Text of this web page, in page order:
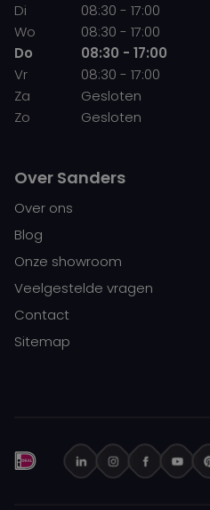
Di
08:30 - 17:00
Wo
08:30 - 17:00
Do
08:30 - 17:00
Vr
08:30 - 17:00
Za
Gesloten
Zo
Gesloten
Over Sanders
Over ons
Blog
Onze showroom
Veelgestelde vragen
Contact
Sitemap